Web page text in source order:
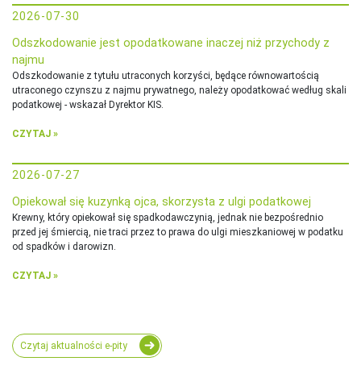
2026-07-30
Odszkodowanie jest opodatkowane inaczej niż przychody z
najmu
Odszkodowanie z tytułu utraconych korzyści, będące równowartością
utraconego czynszu z najmu prywatnego, należy opodatkować według skali
podatkowej - wskazał Dyrektor KIS.
CZYTAJ »
2026-07-27
Opiekował się kuzynką ojca, skorzysta z ulgi podatkowej
Krewny, który opiekował się spadkodawczynią, jednak nie bezpośrednio
przed jej śmiercią, nie traci przez to prawa do ulgi mieszkaniowej w podatku
od spadków i darowizn.
CZYTAJ »
Czytaj aktualności e-pity